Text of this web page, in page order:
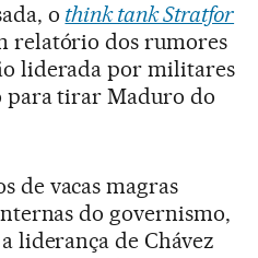
o think tank Stratfor
relatório dos rumores
liderada por militares
para tirar Maduro do
de vacas magras
do governismo,
liderança de Chávez